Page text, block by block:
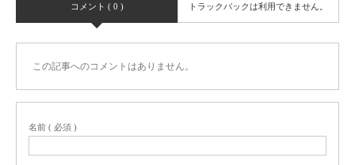
コメント ( 0 ) トラックバックは利用できません。
この記事へのコメントはありません。
名前 ( 必須 )